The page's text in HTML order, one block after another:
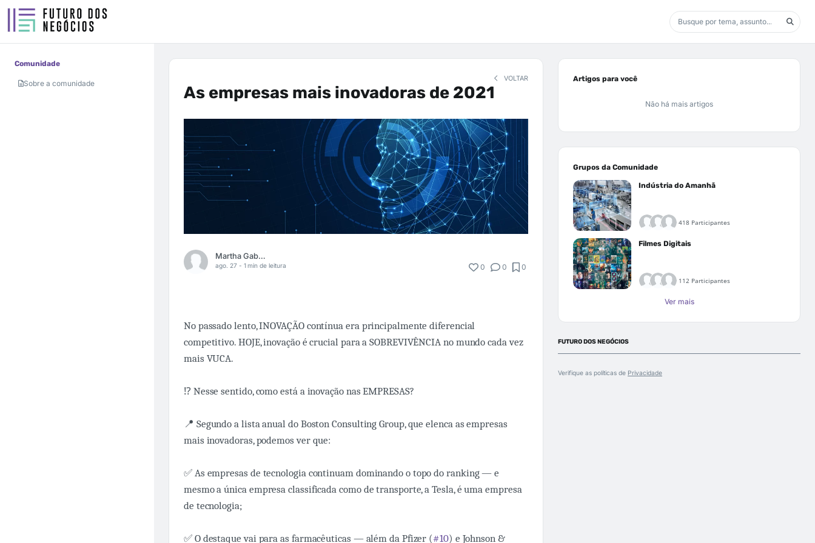
Comunidade
Sobre a comunidade
VOLTAR
As empresas mais inovadoras de 2021
Martha Gabriel
ago. 27 - 1 min de leitura 0 0 0
No passado lento, INOVAÇÃO contínua era principalmente diferencial
competitivo. HOJE, inovação é crucial para a SOBREVIVÊNCIA no mundo cada vez
mais VUCA.
⁉️ Nesse sentido, como está a inovação nas EMPRESAS?
📍 Segundo a lista anual do Boston Consulting Group, que elenca as empresas
mais inovadoras, podemos ver que:
✅ As empresas de tecnologia continuam dominando o topo do ranking — e
mesmo a única empresa classificada como de transporte, a Tesla, é uma empresa
de tecnologia;
✅ O destaque vai para as farmacêuticas — além da Pfizer (#10) e Johnson &
Artigos para você
Não há mais artigos
Grupos da Comunidade
Indústria do Amanhã
418 Participantes
Filmes Digitais
112 Participantes
Ver mais
FUTURO DOS NEGÓCIOS
Verifique as políticas de Privacidade